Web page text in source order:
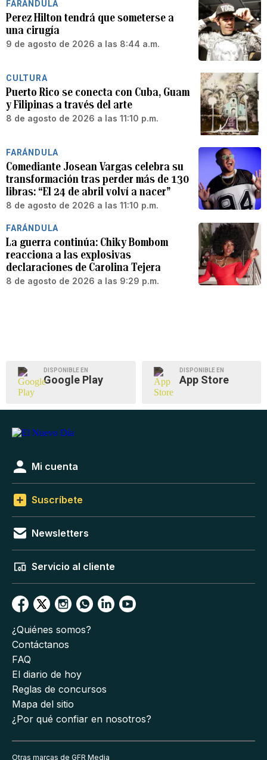
FARÁNDULA
Perez Hilton tendrá que someterse a
una cirugía
9 de agosto de 2026 a las 8:44 a.m.
CULTURA
Puerto Rico se conecta con Cuba, Guam
y Filipinas a través del arte
8 de agosto de 2026 a las 11:10 p.m.
FARÁNDULA
Comediante Josean Vargas celebra su
transformación tras perder más de 130
libras: “El 24 de abril volví a nacer”
8 de agosto de 2026 a las 11:10 p.m.
FARÁNDULA
La guerra continúa: Chiky Bombom
reacciona a las explosivas
declaraciones de Carolina Tejera
8 de agosto de 2026 a las 9:29 p.m.
DISPONIBLE EN
Google Play
DISPONIBLE EN
App Store
Mi cuenta
Suscríbete
Newsletters
Servicio al cliente
¿Quiénes somos?
Contáctanos
FAQ
El diario de hoy
Reglas de concursos
Mapa del sitio
¿Por qué confiar en nosotros?
Otras marcas de GFR Media